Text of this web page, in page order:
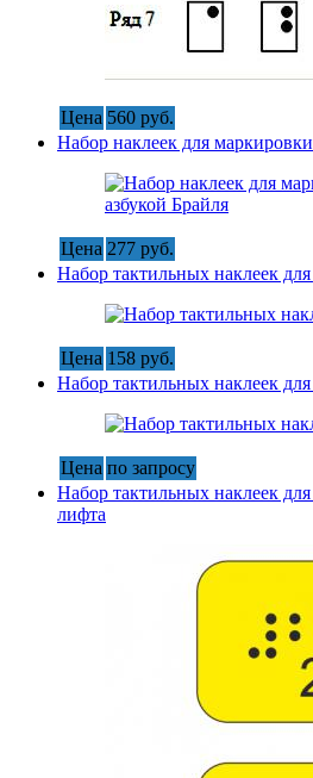
Цена 560 руб.
Набор наклеек для
Цена 277 руб.
Набор тактильных наклеек
Цена 158 руб.
Набор тактильных наклеек для
Цена по запросу
Набор тактильных наклеек
лифта